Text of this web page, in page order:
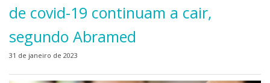
de covid-19 continuam a cair,
segundo Abramed
31 de janeiro de 2023